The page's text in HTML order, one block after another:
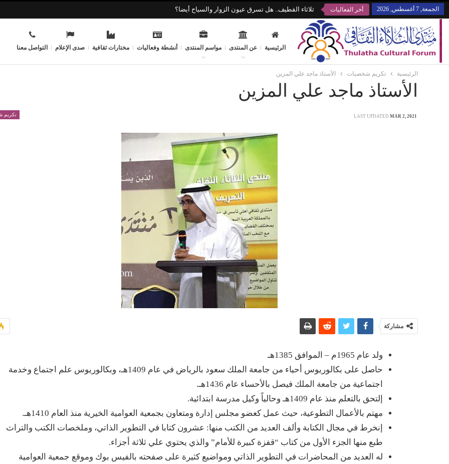
الجمعة, 7 أغسطس, 2026 أخر الفعاليات ثلاثاء القطيف.. هل تسرق عيون الزوار والسياح أيضا؟
الرئيسية عن المنتدى مواسم المنتدى أنشطة وفعاليات مختارات ثقافية صدى الإعلام التواصل معنا
الرئيسية تكريم شخصيات الأستاذ ماجد علي المزين
الأستاذ ماجد علي المزين
تكريم LAST UPDATED MAR 2, 2021
مشاركة
ولد عام 1965م – الموافق 1385هـ
حاصل على بكالوريوس أحياء من جامعة الملك سعود بالرياض في عام 1409هـ، وبكالوريوس علم اجتماع وخدمة
اجتماعية من جامعة الملك فيصل بالأحساء عام 1436هـ.
إلتحق بالتعلم منذ عام 1409هـ وحالياً وكيل مدرسة ابتدائية.
مهتم بالأعمال التطوعية، حيث عمل كعضو مجلس إدارة ومتعاون بجمعية العوامية الخيرية منذ العام 1410هـ.
إنخرط في مجال الكتابة وألف العديد من الكتب منها: عشرون كتابا في التطوير الذاتي، وملخصات الكتب والتراث
طبع منها الجزء الأول من كتاب “قفزة كبيرة للأمام” والذي يحتوي علي ثلاثة أجزاء.
له العديد من المحاضرات في التطوير الذاتي ومواضيع كثيرة على صفحته بالفيس بوك وموقع جمعية العوامية